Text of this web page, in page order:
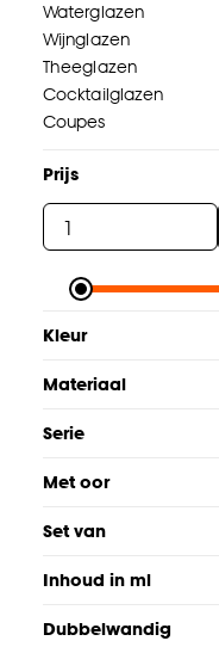
Waterglazen
Wijnglazen
Theeglazen
Cocktailglazen
Coupes
Prijs
Kleur
Materiaal
Serie
Met oor
Set van
Inhoud in ml
Dubbelwandig